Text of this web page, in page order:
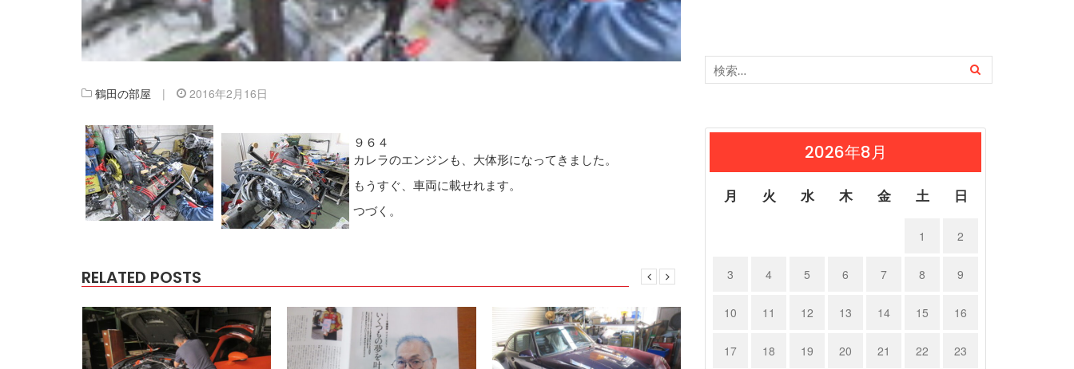
鶴田の部屋 | 2016年2月16日
９６４
カレラのエンジンも、大体形になってきました。
もうすぐ、車両に載せれます。
つづく。
RELATED POSTS
2026年8月
月 火 水 木 金 土 日
1 2
3 4 5 6 7 8 9
10 11 12 13 14 15 16
17 18 19 20 21 22 23